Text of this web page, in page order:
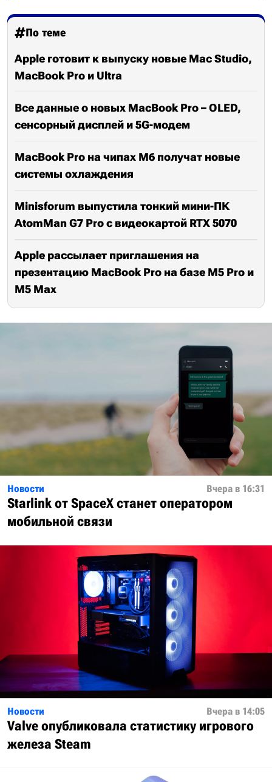
По теме
Apple готовит к выпуску новые Mac Studio,
MacBook Pro и Ultra
Все данные о новых MacBook Pro – OLED,
сенсорный дисплей и 5G-модем
MacBook Pro на чипах M6 получат новые
системы охлаждения
Minisforum выпустила тонкий мини-ПК
AtomMan G7 Pro с видеокартой RTX 5070
Apple рассылает приглашения на
презентацию MacBook Pro на базе M5 Pro и
M5 Max
Новости Вчера в 16:31
Starlink от SpaceX станет оператором
мобильной связи
Новости Вчера в 14:05
Valve опубликовала статистику игрового
железа Steam